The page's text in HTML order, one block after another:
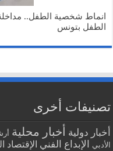
انماط شخصية الطفل.. مداخلة
الطفل بتونس
تصنيفات أخرى
أخبار دولية أخبار محلية
الأدبي
الإبداع الفني الإقتصاد